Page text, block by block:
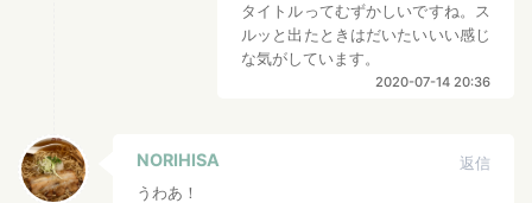
タイトルってむずかしいですね。ス
ルッと出たときはだいたいいい感じ
な気がしています。
2020-07-14 20:36
NORIHISA
返信
うわあ！